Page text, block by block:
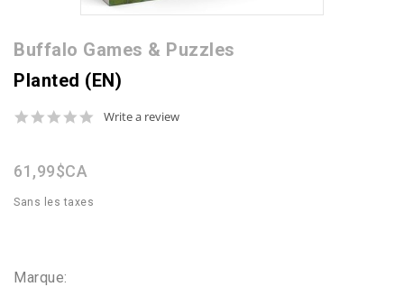
Buffalo Games & Puzzles
Planted (EN)
0.0
Write a review
61,99$CA
Sans les taxes
Marque: